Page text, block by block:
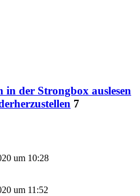
in der Strongbox auslesen
7
um 10:28
um 11:52